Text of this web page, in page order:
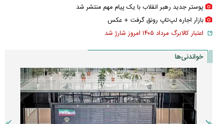
پوستر جدید رهبر انقلاب با یک پیام مهم منتشر شد
بازار اجاره لپ‌تاپ رونق گرفت + عکس
اعتبار کالابرگ مرداد ۱۴۰۵ امروز شارژ شد
خواندنی‌ها